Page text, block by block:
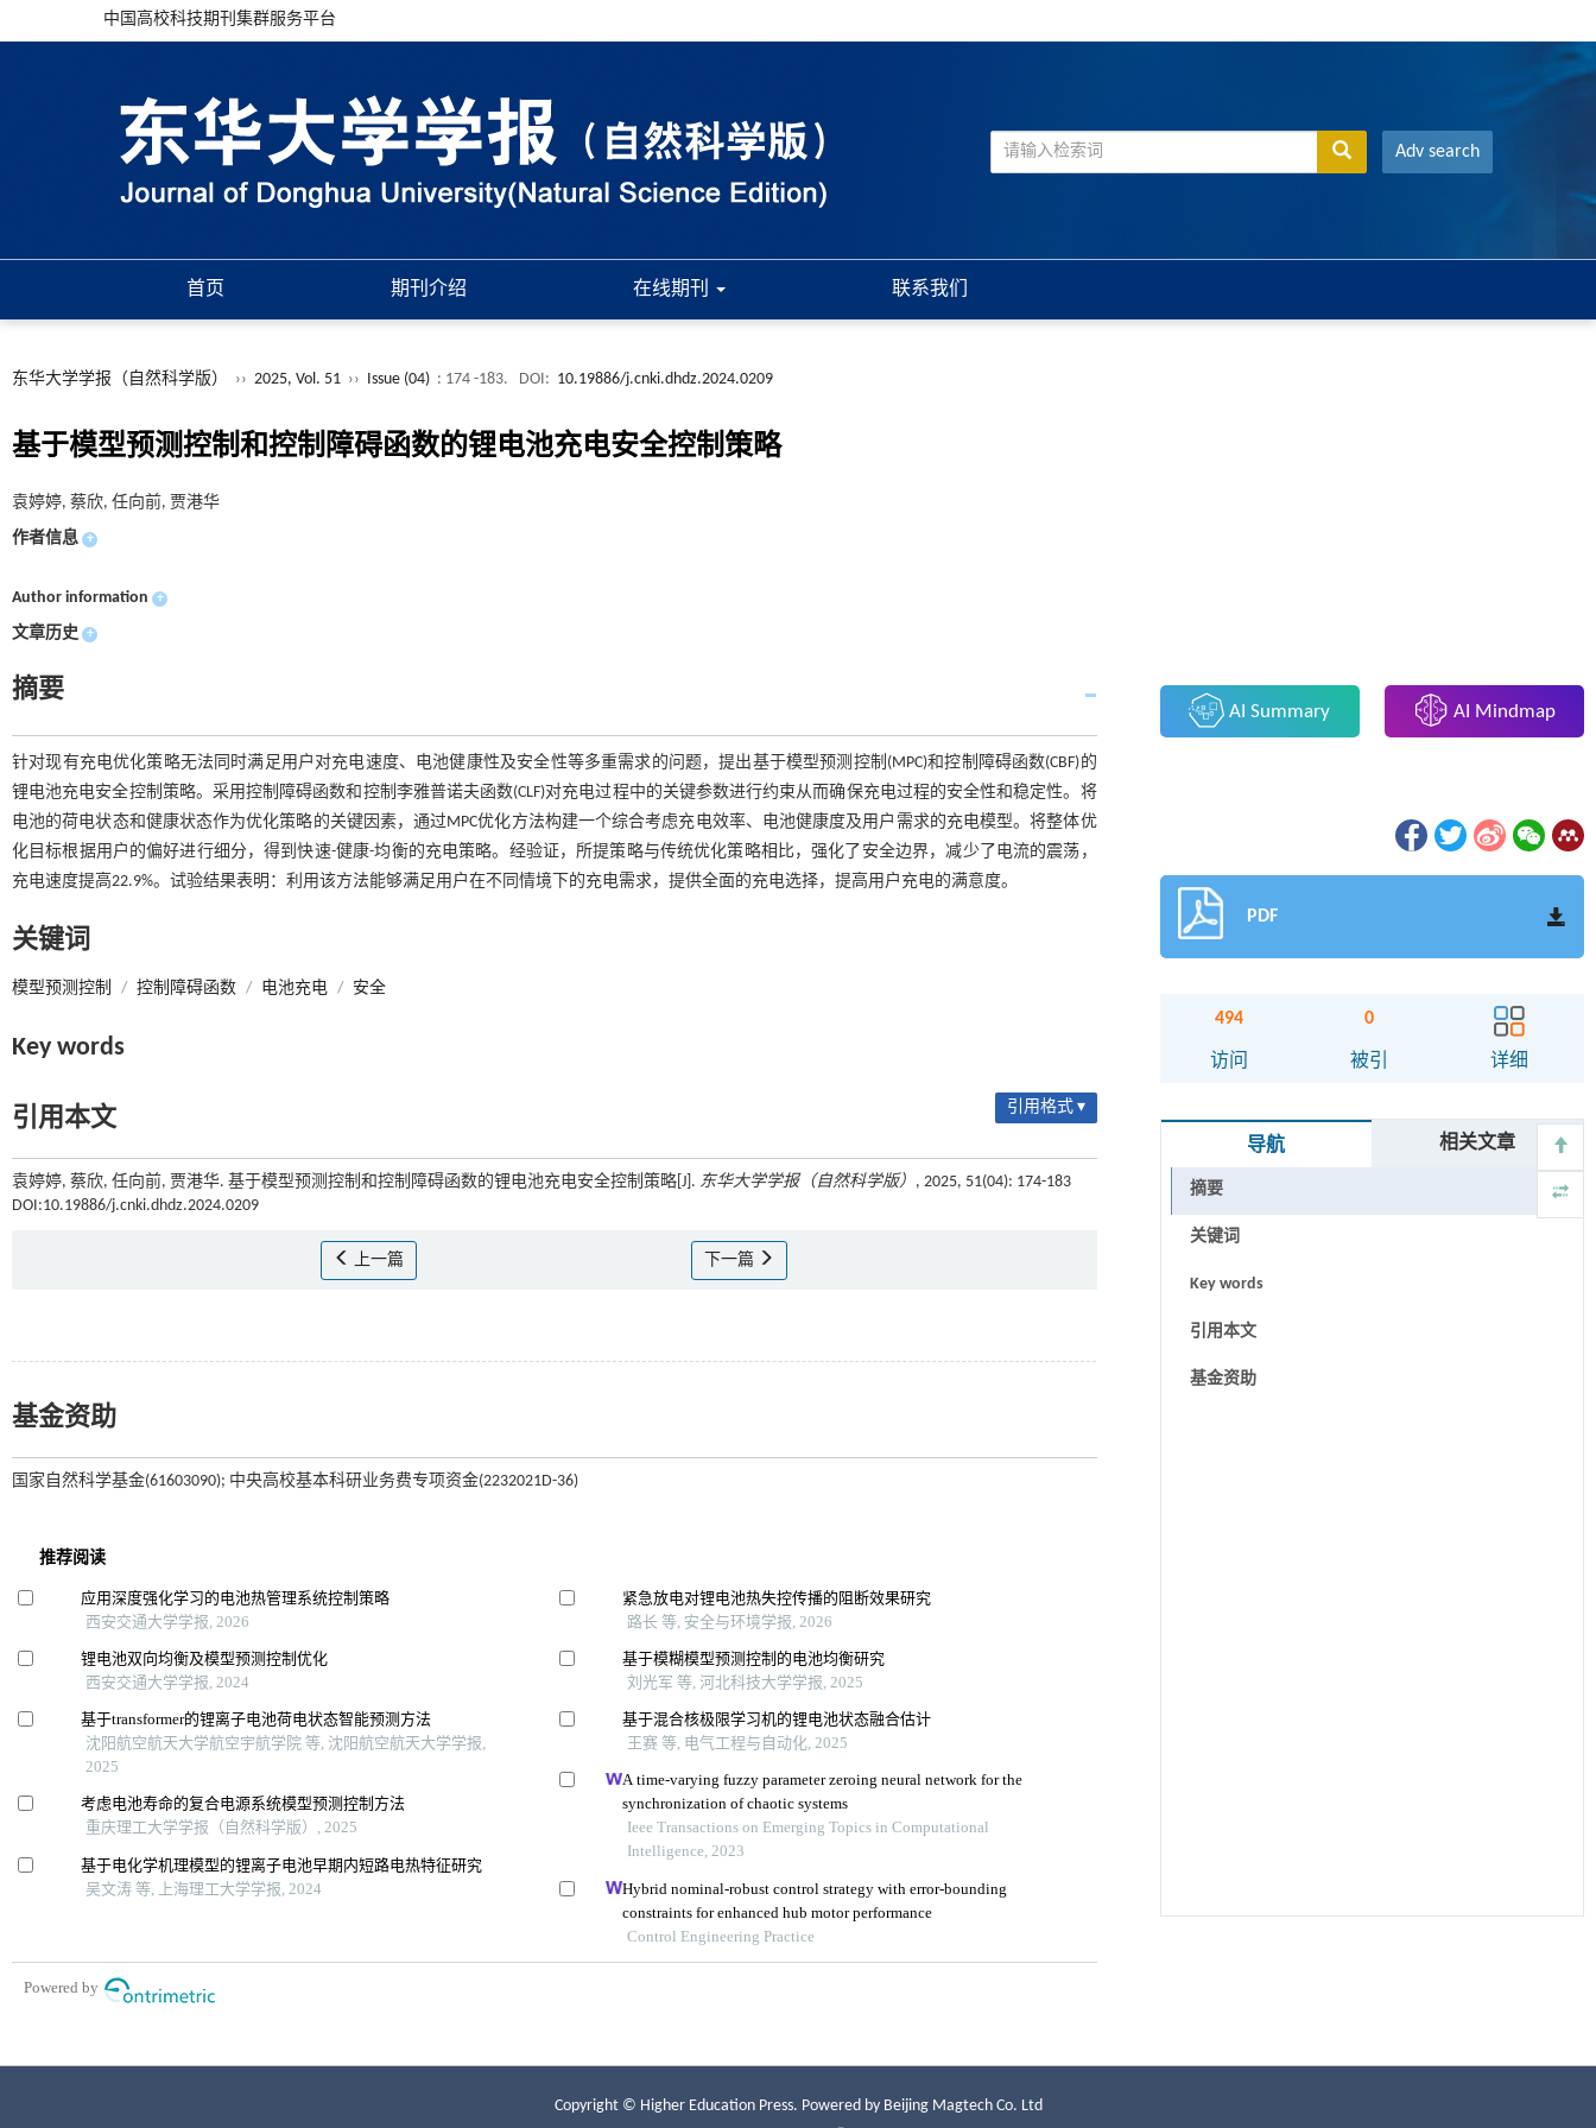
中国高校科技期刊集群服务平台
Adv search
首页 期刊介绍 在线期刊 联系我们
东华大学学报（自然科学版） ›› 2025, Vol. 51 ›› Issue (04) : 174 -183. DOI: 10.19886/j.cnki.dhdz.2024.0209
基于模型预测控制和控制障碍函数的锂电池充电安全控制策略
袁婷婷, 蔡欣, 任向前, 贾港华
作者信息 +
Author information +
文章历史 +
摘要
针对现有充电优化策略无法同时满足用户对充电速度、电池健康性及安全性等多重需求的问题，提出基于模型预测控制(MPC)和控制障碍函数(CBF)的
锂电池充电安全控制策略。采用控制障碍函数和控制李雅普诺夫函数(CLF)对充电过程中的关键参数进行约束从而确保充电过程的安全性和稳定性。将
电池的荷电状态和健康状态作为优化策略的关键因素，通过MPC优化方法构建一个综合考虑充电效率、电池健康度及用户需求的充电模型。将整体优
化目标根据用户的偏好进行细分，得到快速-健康-均衡的充电策略。经验证，所提策略与传统优化策略相比，强化了安全边界，减少了电流的震荡，
充电速度提高22.9%。试验结果表明：利用该方法能够满足用户在不同情境下的充电需求，提供全面的充电选择，提高用户充电的满意度。
关键词
模型预测控制 / 控制障碍函数 / 电池充电 / 安全
Key words
引用本文 引用格式 ▾
袁婷婷, 蔡欣, 任向前, 贾港华. 基于模型预测控制和控制障碍函数的锂电池充电安全控制策略[J]. 东华大学学报（自然科学版） , 2025, 51(04): 174-183
DOI:10.19886/j.cnki.dhdz.2024.0209
上一篇 下一篇
基金资助
国家自然科学基金(61603090); 中央高校基本科研业务费专项资金(2232021D-36)
AI Summary AI Mindmap
PDF
494
访问
0
被引 详细
导航 相关文章
摘要
关键词
Key words
引用本文
基金资助
Copyright © Higher Education Press. Powered by Beijing Magtech Co. Ltd